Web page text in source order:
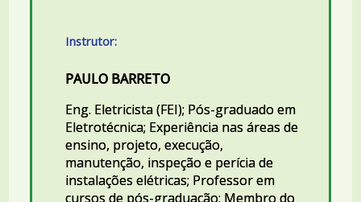
Instrutor:
PAULO BARRETO
Eng. Eletricista (FEI); Pós-graduado em
Eletrotécnica; Experiência nas áreas de
ensino, projeto, execução,
manutenção, inspeção e perícia de
instalações elétricas; Professor em
cursos de pós-graduação; Membro do